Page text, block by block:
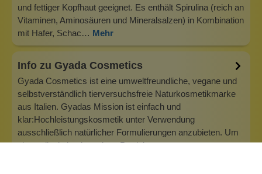
und fettiger Kopfhaut geeignet. Es enthält Spirulina (reich an
Vitaminen, Aminosäuren und Mineralsalzen) in Kombination
mit Hafer, Schac… Mehr
Info zu Gyada Cosmetics
Gyada Cosmetics ist eine umweltfreundliche, vegane und
selbstverständlich tierversuchsfreie Naturkosmetikmarke
aus Italien. Gyadas Mission ist einfach und
klar:Hochleistungskosmetik unter Verwendung
ausschließlich natürlicher Formulierungen anzubieten. Um
ein qualitativ hochwertiges Produkt zu er…